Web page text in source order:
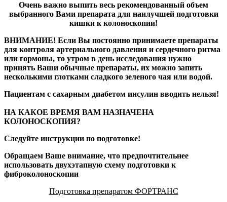
Очень важно выпить весь рекомендованный объем
выбранного Вами препарата для наилучшей подготовки
кишки к колоноскопии!
ВНИМАНИЕ! Если Вы постоянно принимаете препараты
для контроля артериального давления и сердечного ритма
или гормоны, то утром в день исследования нужно
принять Ваши обычные препараты, их можно запить
несколькими глотками сладкого зеленого чая или водой.
Пациентам с сахарным диабетом инсулин вводить нельзя!
НА КАКОЕ ВРЕМЯ ВАМ НАЗНАЧЕНА
КОЛОНОСКОПИЯ?
Следуйте инструкции по подготовке!
Обращаем Ваше внимание, что предпочтительнее
использовать двухэтапную схему подготовки к
фиброколоноскопии
Подготовка препаратом ФОРТРАНС